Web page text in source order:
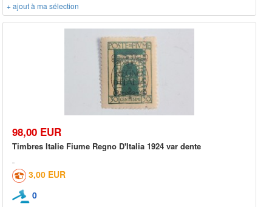
+ ajout à ma sélection
98,00 EUR
Timbres Italie Fiume Regno D'Italia 1924 var dente
3,00 EUR
0